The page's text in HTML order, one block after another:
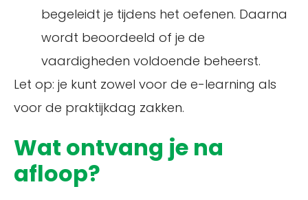
begeleidt je tijdens het oefenen. Daarna
wordt beoordeeld of je de
vaardigheden voldoende beheerst.
Let op: je kunt zowel voor de e-learning als
voor de praktijkdag zakken.
Wat ontvang je na
afloop?